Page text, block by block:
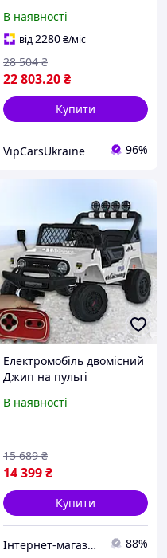
з пультом, повний привід,
швидкість 10 км/год,
двомісний, до 50 кг
В наявності
від2280₴/міс
22 803.20₴
28 504 ₴
Купити
VipCarsUkraine 96%
Електромобіль двомісний
Джип на пульті
км/година Bambi
В наявності
14 399₴
15 689 ₴
Купити
Інтернет-магазин "Vel24" 88%